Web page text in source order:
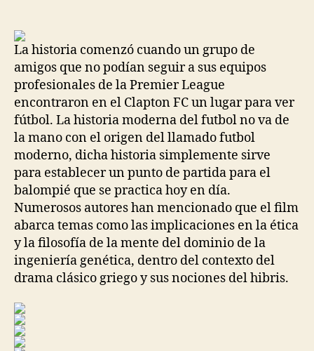
La historia comenzó cuando un grupo de
amigos que no podían seguir a sus equipos
profesionales de la Premier League
encontraron en el Clapton FC un lugar para ver
fútbol. La historia moderna del futbol no va de
la mano con el origen del llamado futbol
moderno, dicha historia simplemente sirve
para establecer un punto de partida para el
balompié que se practica hoy en día.
Numerosos autores han mencionado que el film
abarca temas como las implicaciones en la ética
y la filosofía de la mente del dominio de la
ingeniería genética, dentro del contexto del
drama clásico griego y sus nociones del hibris.